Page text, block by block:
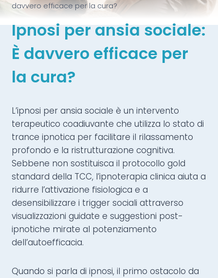
davvero efficace per la cura?
Ipnosi per ansia sociale:
È davvero efficace per
la cura?
L’ipnosi per ansia sociale è un intervento
terapeutico coadiuvante che utilizza lo stato di
trance ipnotica per facilitare il rilassamento
profondo e la ristrutturazione cognitiva.
Sebbene non sostituisca il protocollo gold
standard della TCC, l’ipnoterapia clinica aiuta a
ridurre l’attivazione fisiologica e a
desensibilizzare i trigger sociali attraverso
visualizzazioni guidate e suggestioni post-
ipnotiche mirate al potenziamento
dell’autoefficacia.
Quando si parla di ipnosi, il primo ostacolo da